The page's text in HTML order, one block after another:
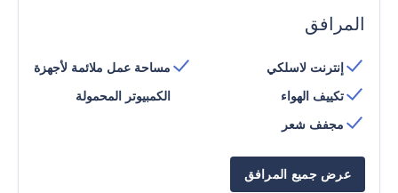
المرافق
إنترنت لاسلكي
تكييف الهواء
مجفف شعر
مساحة عمل ملائمة لأجهزة
الكمبيوتر المحمولة
عرض جميع المرافق